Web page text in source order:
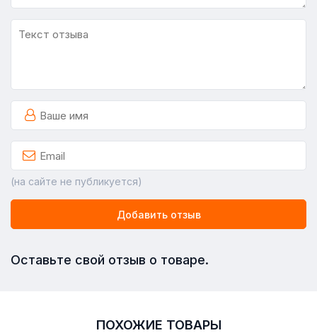
(на сайте не публикуется)
Добавить отзыв
Оставьте свой отзыв о товаре.
ПОХОЖИЕ ТОВАРЫ